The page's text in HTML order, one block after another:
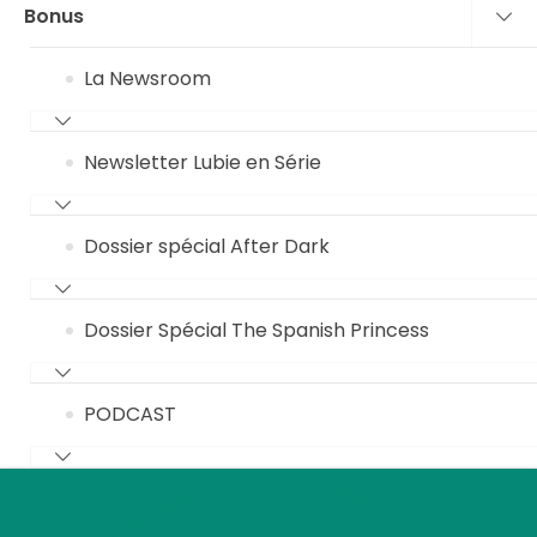
Bonus
La Newsroom
Newsletter Lubie en Série
Dossier spécial After Dark
Dossier Spécial The Spanish Princess
PODCAST